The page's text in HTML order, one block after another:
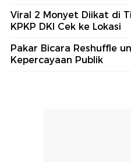
Viral 2 Monyet Diikat di
KPKP DKI Cek ke Lokasi
Pakar Bicara Reshuffle
Kepercayaan Publik